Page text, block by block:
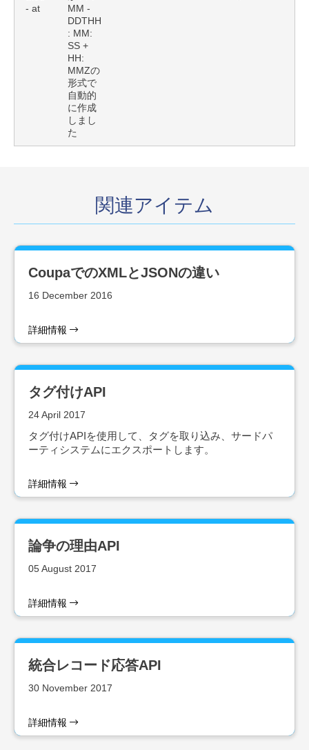
- at
MM -
DDTHH
: MM:
SS +
HH:
MMZの
形式で
自動的
に作成
しまし
た
関連アイテム
CoupaでのXMLとJSONの違い
16 December 2016
詳細情報
タグ付けAPI
24 April 2017
タグ付けAPIを使用して、タグを取り込み、サードパ
ーティシステムにエクスポートします。
詳細情報
論争の理由API
05 August 2017
詳細情報
統合レコード応答API
30 November 2017
詳細情報